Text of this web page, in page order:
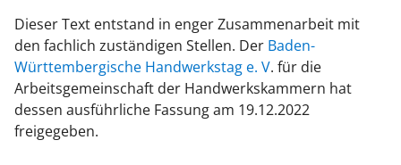
Dieser Text entstand in enger Zusammenarbeit mit
den fachlich zuständigen Stellen. Der Baden-
Württembergische Handwerkstag e. V. für die
Arbeitsgemeinschaft der Handwerkskammern hat
dessen ausführliche Fassung am 19.12.2022
freigegeben.